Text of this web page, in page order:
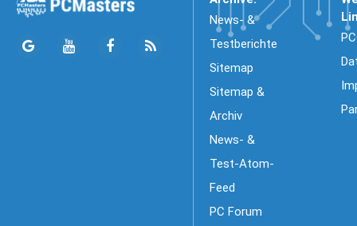
News- &
Testberichte
Sitemap
Sitemap &
Archiv
News- &
Test-Atom-
Feed
PC Forum